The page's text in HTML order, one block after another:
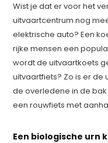
Wist je dat er voor het
uitvaartcentrum nog
elektrische auto? Een
rijke mensen een
wordt de uitvaartkoets
uitvaartfiets? Zo is er de
de overledene in de
een rouwfiets met
Een biologische urn